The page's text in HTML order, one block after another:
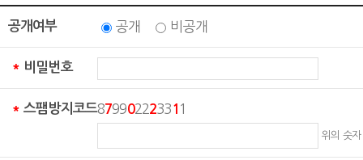
공개여부 공개 비공개
* 비밀번호
* 스팸방지코드87990222331 1
위의 숫자